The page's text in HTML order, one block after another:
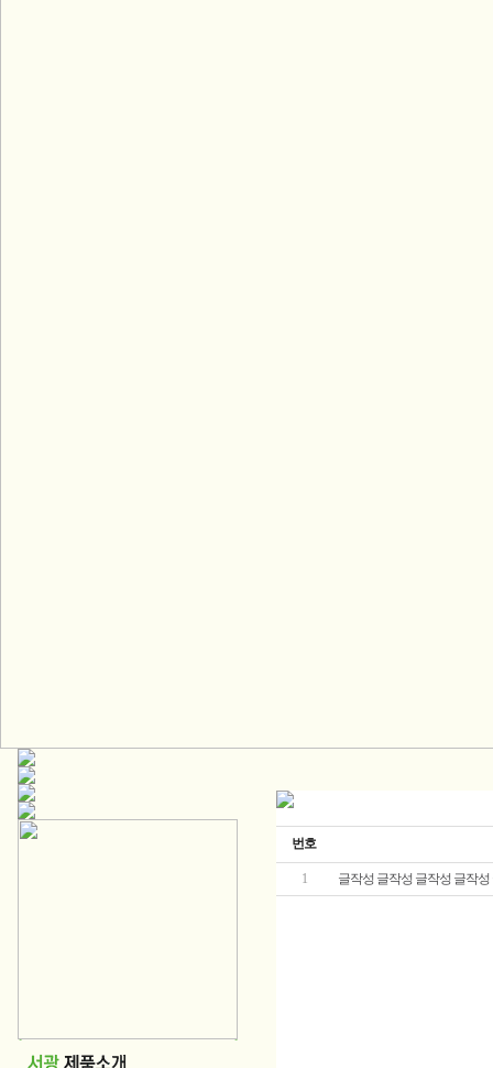
번호
1 글작성 글작성 글작성 글작